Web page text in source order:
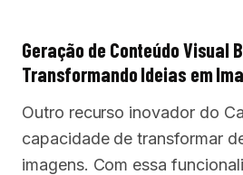
Geração de Conteúdo Visual
Transformando Ideias em
Outro recurso inovador do
capacidade de transformar
imagens. Com essa